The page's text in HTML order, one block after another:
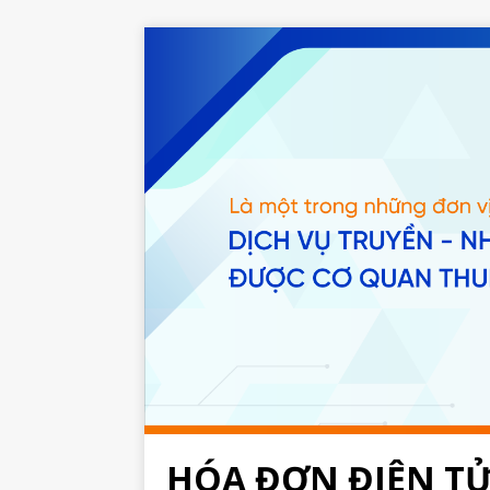
HÓA ĐƠN ĐIỆN